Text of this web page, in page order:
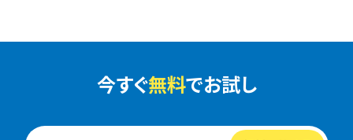
今すぐ無料でお試し